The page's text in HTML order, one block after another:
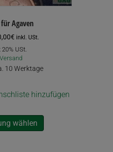
Agaven
€Preisspanne:
2,20€
bis
20,00€
inkl. USt.
20% USt.
Versand
10 Werktage
hinzufügen
wählen